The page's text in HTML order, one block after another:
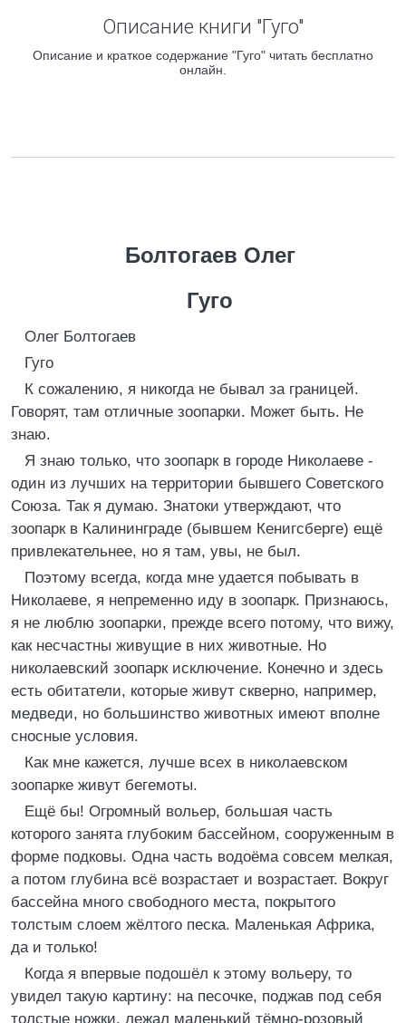
Описание книги "Гуго"
Описание и краткое содержание "Гуго" читать бесплатно
онлайн.
Болтогаев Олег
Гуго
Олег Болтогаев
Гуго
К сожалению, я никогда не бывал за границей.
Говорят, там отличные зоопарки. Может быть. Не
знаю.
Я знаю только, что зоопарк в городе Николаеве -
один из лучших на территории бывшего Советского
Союза. Так я думаю. Знатоки утверждают, что
зоопарк в Калининграде (бывшем Кенигсберге) ещё
привлекательнее, но я там, увы, не был.
Поэтому всегда, когда мне удается побывать в
Николаеве, я непременно иду в зоопарк. Признаюсь,
я не люблю зоопарки, прежде всего потому, что вижу,
как несчастны живущие в них животные. Но
николаевский зоопарк исключение. Конечно и здесь
есть обитатели, которые живут скверно, например,
медведи, но большинство животных имеют вполне
сносные условия.
Как мне кажется, лучше всех в николаевском
зоопарке живут бегемоты.
Ещё бы! Огромный вольер, большая часть
которого занята глубоким бассейном, сооруженным в
форме подковы. Одна часть водоёма совсем мелкая,
а потом глубина всё возрастает и возрастает. Вокруг
бассейна много свободного места, покрытого
толстым слоем жёлтого песка. Маленькая Африка,
да и только!
Когда я впервые подошёл к этому вольеру, то
увидел такую картину: на песочке, поджав под себя
толстые ножки, лежал маленький тёмно-розовый